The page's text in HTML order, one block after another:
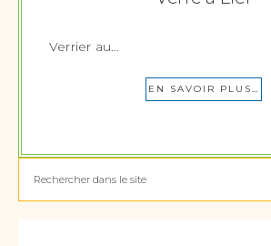
Verrier au…
EN SAVOIR PLUS…